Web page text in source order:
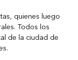
quienes luego
Todos los
de la ciudad de